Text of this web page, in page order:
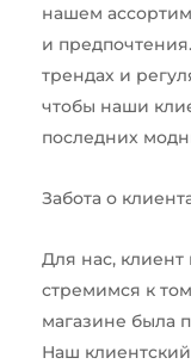
нашем
и
трендах и
чтобы наши
последних
Забота о
Для нас,
стремимся к
магазине была
Наш клиентский